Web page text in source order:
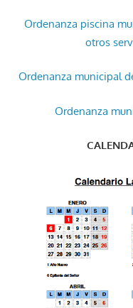
Ordenanza piscina
otros
Ordenanza municipal
Ordenanza